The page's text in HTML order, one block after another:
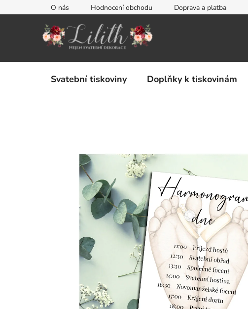
na
O nás Hodnocení obchodu Doprava a platba
Svatební tiskoviny Doplňky k tiskovinám